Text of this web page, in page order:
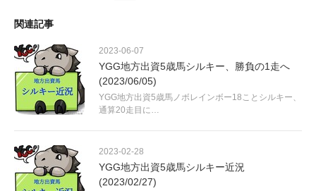
関連記事
2023-06-07
YGG地方出資5歳馬シルキー、勝負の1走へ
(2023/06/05)
YGG地方出資5歳馬ノボレインボー18ことシルキー、
通算20走目に…
2023-02-28
YGG地方出資5歳馬シルキー近況
(2023/02/27)